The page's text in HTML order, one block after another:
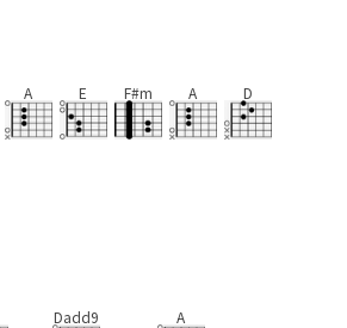
A E F#m A D
Dadd9 A